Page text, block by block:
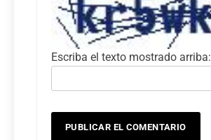
Escriba el texto mostrado arriba: